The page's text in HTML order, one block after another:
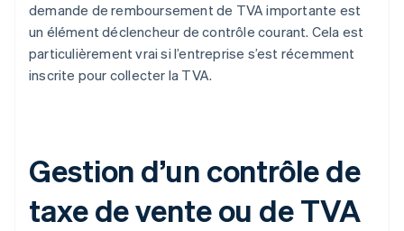
demande de remboursement de TVA importante est
un élément déclencheur de contrôle courant. Cela est
particulièrement vrai si l’entreprise s’est récemment
inscrite pour collecter la TVA.
Gestion d’un contrôle de
taxe de vente ou de TVA